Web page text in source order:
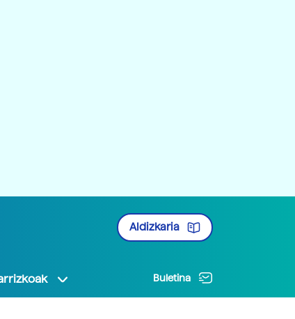
Aldizkaria
Buletina